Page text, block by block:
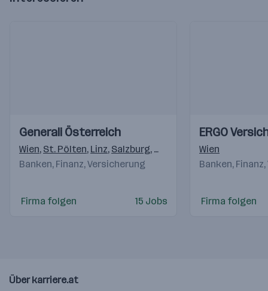
Videos
Einblicke
Einblicke
Generali Österreich
Wien, St. Pölten, Linz, Salzburg, Innsbruck ,Bregenz
Banken, Finanz, Versicherung
Firma folgen 15 Jobs
Videos
Einblicke
Einblicke
ERGO
Wien
Banken,
Firma folgen
Über karriere.at